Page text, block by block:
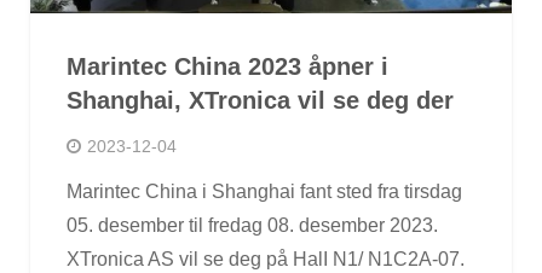
Marintec China 2023 åpner i
Shanghai, XTronica vil se deg der
2023-12-04
Marintec China i Shanghai fant sted fra tirsdag
05. desember til fredag 08. desember 2023.
XTronica AS vil se deg på HalI N1/ N1C2A-07.